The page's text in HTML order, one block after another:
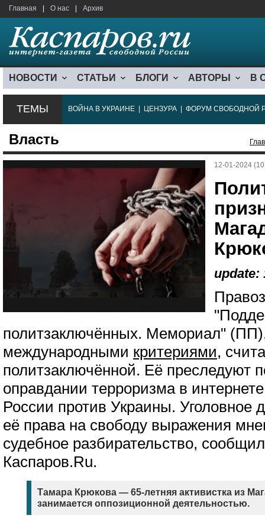
Главная О нас Архив
НОВОСТИ СТАТЬИ БЛОГИ АВТОРЫ В
ТЕМЫ ВОЙНА В УКРАИНЕ ЦЕНЗУРА ФОРУМ СВОБОДНОЙ
Власть
12-01-2024
update:
политзаключённых. Мемориал" (ПП),
международными критериями,
политзаключённой. Её преследуют
оправдании терроризма в
России против Украины. Уголовное
её права на свободу выражения
судебное разбирательство,
Каспаров.Ru.
Тамара Крюкова — 65-летняя активистка из
занимается оппозиционной деятельностью.